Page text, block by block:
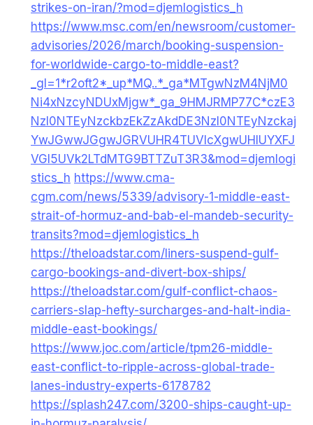
strikes-on-iran/?mod=djemlogistics_h
https://www.msc.com/en/newsroom/customer-
advisories/2026/march/booking-suspension-
for-worldwide-cargo-to-middle-east?
_gl=1*r2oft2*_up*MQ..*_ga*MTgwNzM4NjM0
Ni4xNzcyNDUxMjgw*_ga_9HMJRMP77C*czE3
NzI0NTEyNzckbzEkZzAkdDE3NzI0NTEyNzckaj
YwJGwwJGgwJGRVUHR4TUVIcXgwUHlUYXFJ
VGI5UVk2LTdMTG9BTTZuT3R3&mod=djemlogi
stics_h https://www.cma-
cgm.com/news/5339/advisory-1-middle-east-
strait-of-hormuz-and-bab-el-mandeb-security-
transits?mod=djemlogistics_h
https://theloadstar.com/liners-suspend-gulf-
cargo-bookings-and-divert-box-ships/
https://theloadstar.com/gulf-conflict-chaos-
carriers-slap-hefty-surcharges-and-halt-india-
middle-east-bookings/
https://www.joc.com/article/tpm26-middle-
east-conflict-to-ripple-across-global-trade-
lanes-industry-experts-6178782
https://splash247.com/3200-ships-caught-up-